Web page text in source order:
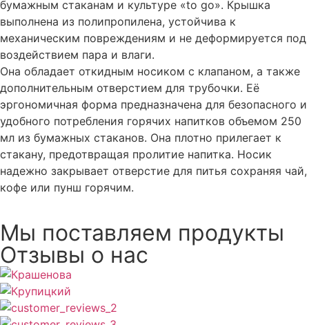
бумажным стаканам и культуре «to go». Крышка
выполнена из полипропилена, устойчива к
механическим повреждениям и не деформируется под
воздействием пара и влаги.
Она обладает откидным носиком с клапаном, а также
дополнительным отверстием для трубочки. Её
эргономичная форма предназначена для безопасного и
удобного потребления горячих напитков объемом 250
мл из бумажных стаканов. Она плотно прилегает к
стакану, предотвращая пролитие напитка. Носик
надежно закрывает отверстие для питья сохраняя чай,
кофе или пунш горячим.
Мы поставляем продукты
Отзывы о нас